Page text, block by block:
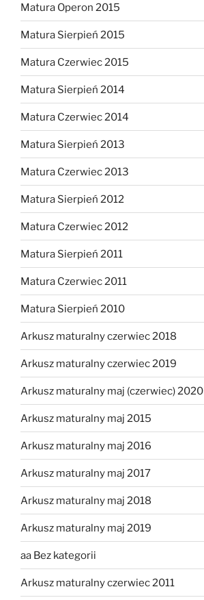
Matura Operon 2015
Matura Sierpień 2015
Matura Czerwiec 2015
Matura Sierpień 2014
Matura Czerwiec 2014
Matura Sierpień 2013
Matura Czerwiec 2013
Matura Sierpień 2012
Matura Czerwiec 2012
Matura Sierpień 2011
Matura Czerwiec 2011
Matura Sierpień 2010
Arkusz maturalny czerwiec 2018
Arkusz maturalny czerwiec 2019
Arkusz maturalny maj (czerwiec) 2020
Arkusz maturalny maj 2015
Arkusz maturalny maj 2016
Arkusz maturalny maj 2017
Arkusz maturalny maj 2018
Arkusz maturalny maj 2019
aa Bez kategorii
Arkusz maturalny czerwiec 2011